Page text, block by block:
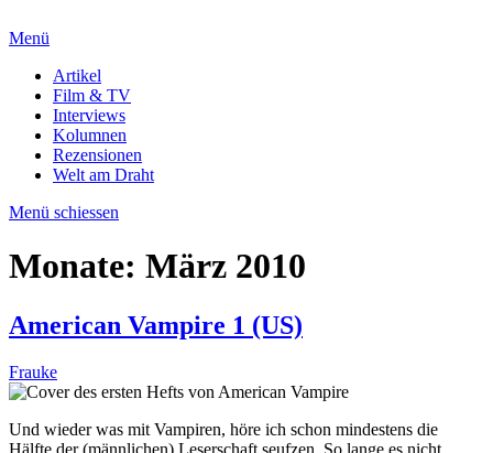
Menü
Artikel
Film & TV
Interviews
Kolumnen
Rezensionen
Welt am Draht
Menü schiessen
Monate: März 2010
American Vampire 1 (US)
Frauke
Und wieder was mit Vampiren, höre ich schon mindestens die
Hälfte der (männlichen) Leserschaft seufzen. So lange es nicht